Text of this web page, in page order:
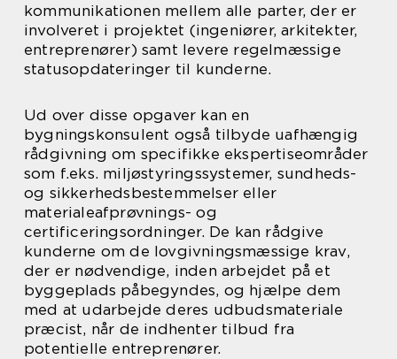
kommunikationen mellem alle parter, der er
involveret i projektet (ingeniører, arkitekter,
entreprenører) samt levere regelmæssige
statusopdateringer til kunderne.
Ud over disse opgaver kan en
bygningskonsulent også tilbyde uafhængig
rådgivning om specifikke ekspertiseområder
som f.eks. miljøstyringssystemer, sundheds-
og sikkerhedsbestemmelser eller
materialeafprøvnings- og
certificeringsordninger. De kan rådgive
kunderne om de lovgivningsmæssige krav,
der er nødvendige, inden arbejdet på et
byggeplads påbegyndes, og hjælpe dem
med at udarbejde deres udbudsmateriale
præcist, når de indhenter tilbud fra
potentielle entreprenører.